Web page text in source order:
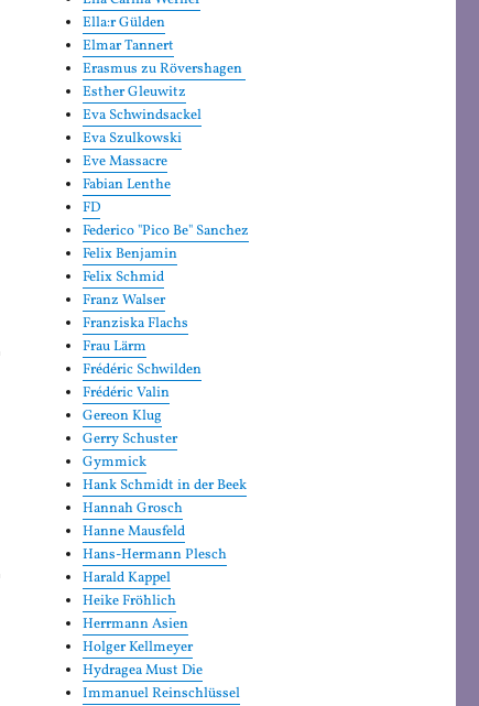
Ella:r Gülden
Elmar Tannert
Erasmus zu Rövershagen
Esther Gleuwitz
Eva Schwindsackel
Eva Szulkowski
Eve Massacre
Fabian Lenthe
FD
Federico "Pico Be" Sanchez
Felix Benjamin
Felix Schmid
Franz Walser
Franziska Flachs
Frau Lärm
Frédéric Schwilden
Frédéric Valin
Gereon Klug
Gerry Schuster
Gymmick
Hank Schmidt in der Beek
Hannah Grosch
Hanne Mausfeld
Hans-Hermann Plesch
Harald Kappel
Heike Fröhlich
Herrmann Asien
Holger Kellmeyer
Hydragea Must Die
Immanuel Reinschlüssel